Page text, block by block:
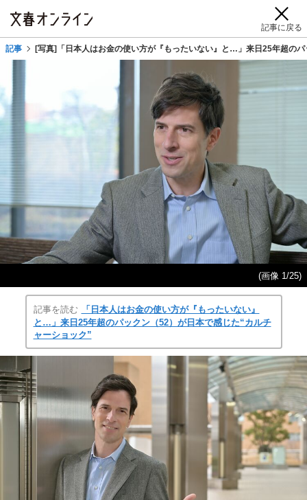
記事に戻る
記事 [写真]「日本人はお金の使い方が『もったいない』と…」来日25年超の
(画像 1/25)
記事を読む
「日本人はお金の使い方が『もったいない』
と…」来日25年超のパックン（52）が日本で感じた“カルチ
ャーショック”